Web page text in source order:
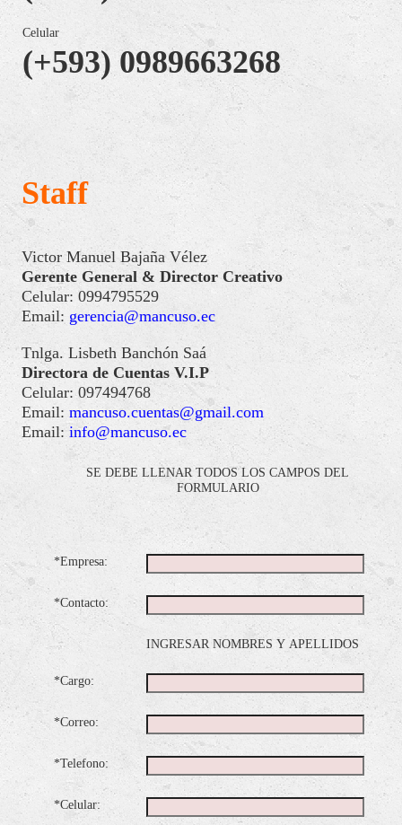
Celular
(+593) 0989663268
Staff
Victor Manuel Bajaña Vélez
Gerente General & Director Creativo
Celular: 0994795529
Email: gerencia@mancuso.ec
Tnlga. Lisbeth Banchón Saá
Directora de Cuentas V.I.P
Celular: 097494768
Email:mancuso.cuentas@gmail.com
Email:info@mancuso.ec
SE DEBE LLENAR TODOS LOS CAMPOS DEL
FORMULARIO
*Empresa:
*Contacto:
INGRESAR NOMBRES Y APELLIDOS
*Cargo:
*Correo:
*Telefono:
*Celular: